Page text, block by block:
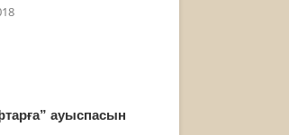
ауыспасын